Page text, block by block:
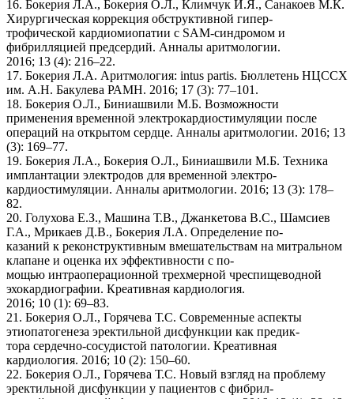
16. Бокерия Л.А., Бокерия О.Л., Климчук И.Я., Санакоев М.К.
Хирургическая коррекция обструктивной гипер-
трофической кардиомиопатии с SAM-синдромом и
фибрилляцией предсердий. Анналы аритмологии.
2016; 13 (4): 216–22.
17. Бокерия Л.А. Аритмология: intus partis. Бюллетень НЦССХ
им. А.Н. Бакулева РАМН. 2016; 17 (3): 77–101.
18. Бокерия О.Л., Биниашвили М.Б. Возможности
применения временной электрокардиостимуляции после
операций на открытом сердце. Анналы аритмологии. 2016; 13
(3): 169–77.
19. Бокерия Л.А., Бокерия О.Л., Биниашвили М.Б. Техника
имплантации электродов для временной электро-
кардиостимуляции. Анналы аритмологии. 2016; 13 (3): 178–
82.
20. Голухова Е.З., Машина Т.В., Джанкетова В.С., Шамсиев
Г.А., Мрикаев Д.В., Бокерия Л.А. Определение по-
казаний к реконструктивным вмешательствам на митральном
клапане и оценка их эффективности с по-
мощью интраоперационной трехмерной чреспищеводной
эхокардиографии. Креативная кардиология.
2016; 10 (1): 69–83.
21. Бокерия О.Л., Горячева Т.С. Современные аспекты
этиопатогенеза эректильной дисфункции как предик-
тора сердечно-сосудистой патологии. Креативная
кардиология. 2016; 10 (2): 150–60.
22. Бокерия О.Л., Горячева Т.С. Новый взгляд на проблему
эректильной дисфункции у пациентов с фибрил-